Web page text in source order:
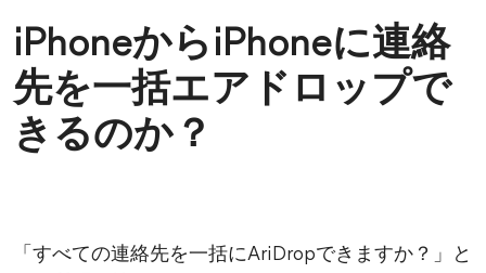
iPhoneからiPhoneに連絡
先を一括エアドロップで
きるのか？
「すべての連絡先を一括にAriDropできますか？」と